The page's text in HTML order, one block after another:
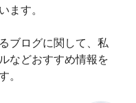
ます。
ブログに関して、私
などおすすめ情報を
。